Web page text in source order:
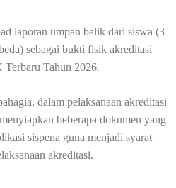
laporan umpan balik dari siswa (3
sebagai bukti fisik akreditasi
Tahun 2026.
dalam pelaksanaan akreditasi
beberapa dokumen yang
sispena guna menjadi syarat
akreditasi.